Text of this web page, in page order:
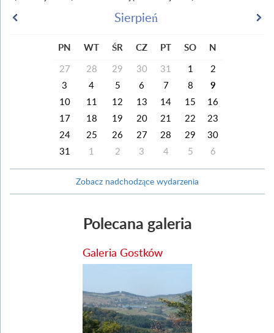
Sierpień
PN WT ŚR CZ PT SO N
27 28 29 30 31 1
2
3
4 5 6 7 8 9
10 11 12 13 14 15
16
17
18 19 20 21 22
23
24
25 26 27 28 29
30
31
1 2 3 4 5 6
Zobacz nadchodzące wydarzenia
Polecana galeria
Galeria Gostków